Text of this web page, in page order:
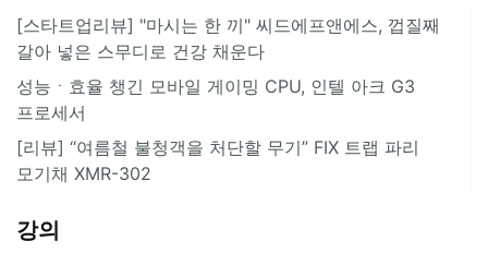
[스타트업리뷰] "마시는 한 끼" 씨드에프앤에스, 껍질째
갈아 넣은 스무디로 건강 채운다
성능ㆍ효율 챙긴 모바일 게이밍 CPU, 인텔 아크 G3
프로세서
[리뷰] “여름철 불청객을 처단할 무기” FIX 트랩 파리
모기채 XMR-302
강의